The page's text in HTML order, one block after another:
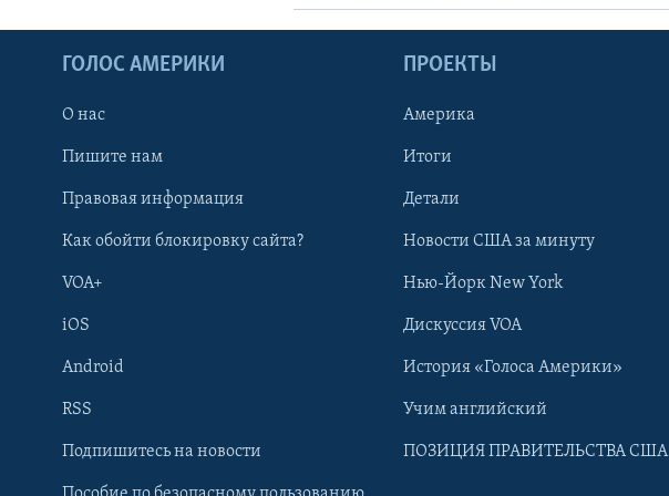
Learning English
ГОЛОС АМЕРИКИ
О нас
Пишите нам
Правовая информация
Как обойти блокировку сайта?
VOA+
iOS
Android
RSS
Подпишитесь на новости
ПРОЕКТЫ
Америка
Итоги
Детали
Новости США за минуту
Нью-Йорк New York
Дискуссия VOA
История «Голоса Америки»
Учим английский
ПОЗИЦИЯ ПРАВИТЕЛЬСТВА США